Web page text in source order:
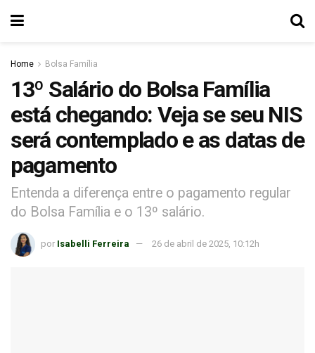
Home Bolsa Família
13º Salário do Bolsa Família
está chegando: Veja se seu NIS
será contemplado e as datas de
pagamento
Entenda a diferença entre o pagamento regular
do Bolsa Família e o 13º salário.
por Isabelli Ferreira 26 de abril de 2025, 10:12h